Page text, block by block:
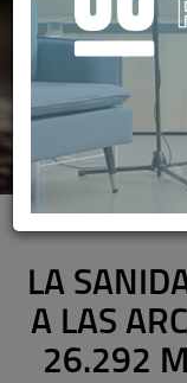
LA
A LAS
26.292